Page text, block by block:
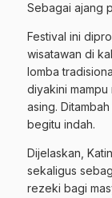
Sebagai ajang
Festival ini
wisatawan di
lomba
diyakini
asing.
begitu indah.
Dijelaskan,
sekaligus
rezeki bagi